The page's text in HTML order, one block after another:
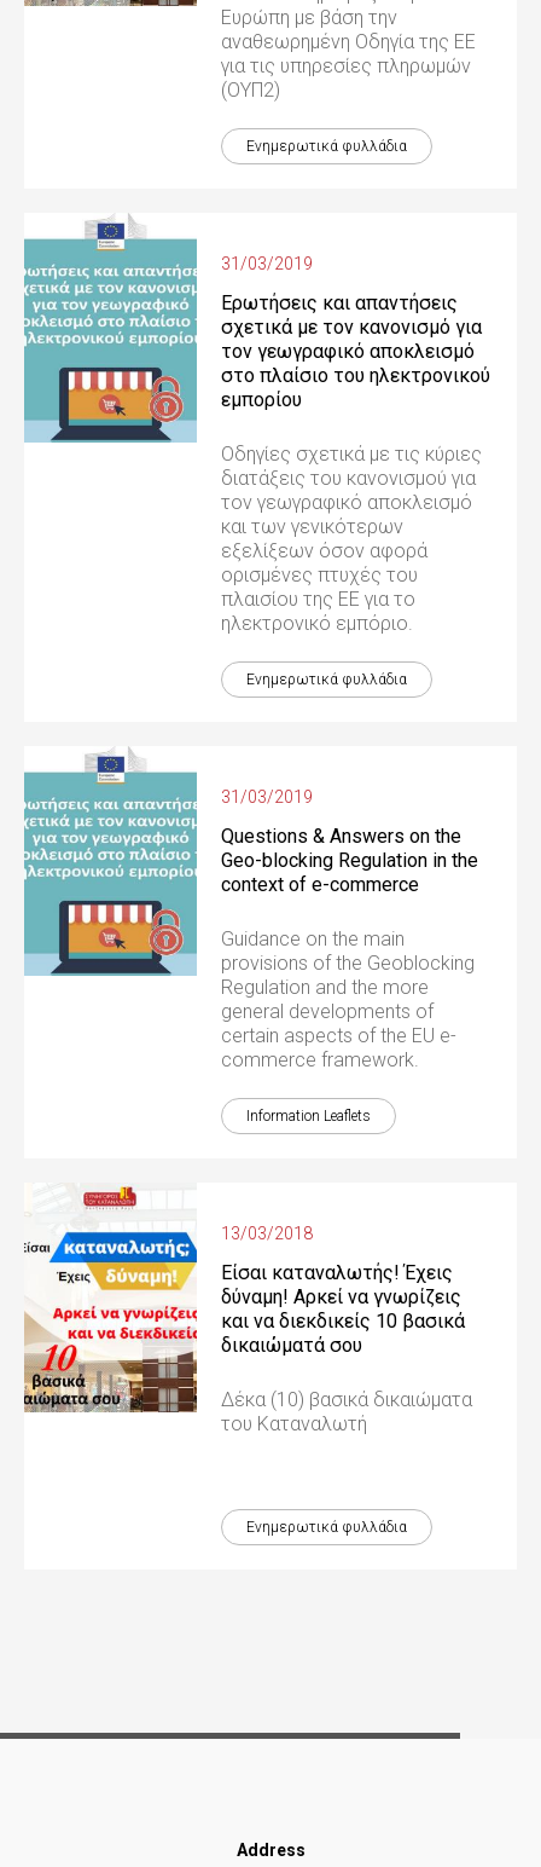
Ευρώπη με βάση την
αναθεωρημένη Οδηγία της ΕΕ
για τις υπηρεσίες πληρωμών
(ΟΥΠ2)
Ενημερωτικά φυλλάδια
31/03/2019
Ερωτήσεις και απαντήσεις
σχετικά με τον κανονισμό για
τον γεωγραφικό αποκλεισμό
στο πλαίσιο του ηλεκτρονικού
εμπορίου
Οδηγίες σχετικά με τις κύριες
διατάξεις του κανονισμού για
τον γεωγραφικό αποκλεισμό
και των γενικότερων
εξελίξεων όσον αφορά
ορισμένες πτυχές του
πλαισίου της ΕΕ για το
ηλεκτρονικό εμπόριο.
Ενημερωτικά φυλλάδια
31/03/2019
Questions & Answers on the
Geo-blocking Regulation in the
context of e-commerce
Guidance on the main
provisions of the Geoblocking
Regulation and the more
general developments of
certain aspects of the EU e-
commerce framework.
Information Leaflets
13/03/2018
Είσαι καταναλωτής! Έχεις
δύναμη! Αρκεί να γνωρίζεις
και να διεκδικείς 10 βασικά
δικαιώματά σου
Δέκα (10) βασικά δικαιώματα
του Καταναλωτή
Ενημερωτικά φυλλάδια
Address